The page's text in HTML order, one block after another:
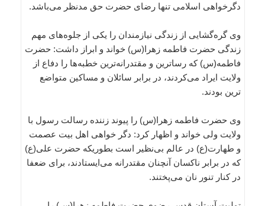
دگرخواهی اسلامی تنها رضای حضرت حق مدنظر می‌باشد.
وی گره‌گشایی از زندگی نیازمندان را یکی از جلوه‌های مهم
زندگی حضرت فاطمه زهرا(س) خواند و ابراز داشت: حضرت
فاطمه(س) که رساترین و مقتدرانه‌ترین خطبه‌ها را دفاع از
ولایت ایراد می‌کردند، در برابر سائلان و مساکین متواضع
ترین بودند.
وی حضرت فاطمه زهرا(س) را پیوند زننده رسالت رسول با
ولایت ولی خواند و اظهار کرد: دگر خواهی اهل بیت عصمت
و طهارت(ع) در عالم بی‌نظیر است بطوریکه حضرت علی(ع)
که در برابر ناکسان آنچنان مقتدرانه می‌ایستادند، برای ضعفا
در کنار تنور نان می‌پختند.